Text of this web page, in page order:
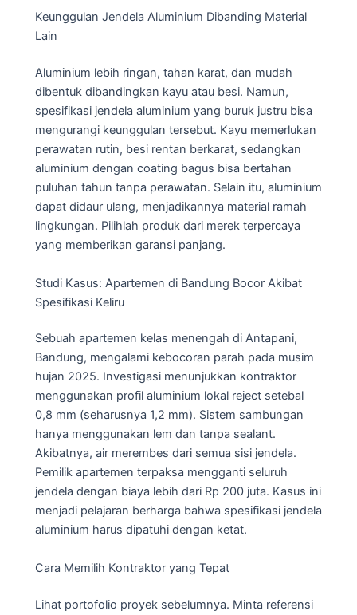
Keunggulan Jendela Aluminium Dibanding Material
Lain
Aluminium lebih ringan, tahan karat, dan mudah
dibentuk dibandingkan kayu atau besi. Namun,
spesifikasi jendela aluminium yang buruk justru bisa
mengurangi keunggulan tersebut. Kayu memerlukan
perawatan rutin, besi rentan berkarat, sedangkan
aluminium dengan coating bagus bisa bertahan
puluhan tahun tanpa perawatan. Selain itu, aluminium
dapat didaur ulang, menjadikannya material ramah
lingkungan. Pilihlah produk dari merek terpercaya
yang memberikan garansi panjang.
Studi Kasus: Apartemen di Bandung Bocor Akibat
Spesifikasi Keliru
Sebuah apartemen kelas menengah di Antapani,
Bandung, mengalami kebocoran parah pada musim
hujan 2025. Investigasi menunjukkan kontraktor
menggunakan profil aluminium lokal reject setebal
0,8 mm (seharusnya 1,2 mm). Sistem sambungan
hanya menggunakan lem dan tanpa sealant.
Akibatnya, air merembes dari semua sisi jendela.
Pemilik apartemen terpaksa mengganti seluruh
jendela dengan biaya lebih dari Rp 200 juta. Kasus ini
menjadi pelajaran berharga bahwa spesifikasi jendela
aluminium harus dipatuhi dengan ketat.
Cara Memilih Kontraktor yang Tepat
Lihat portofolio proyek sebelumnya. Minta referensi